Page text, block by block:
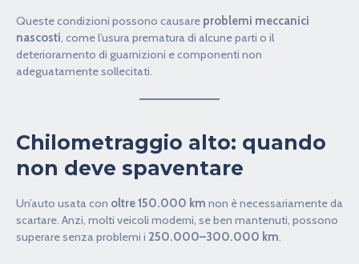
Queste condizioni possono causare problemi meccanici
nascosti , come l’usura prematura di alcune parti o il
deterioramento di guarnizioni e componenti non
adeguatamente sollecitati.
Chilometraggio alto: quando
non deve spaventare
Un’auto usata con oltre 150.000 km non è necessariamente da
scartare. Anzi, molti veicoli moderni, se ben mantenuti, possono
superare senza problemi i 250.000–300.000 km.